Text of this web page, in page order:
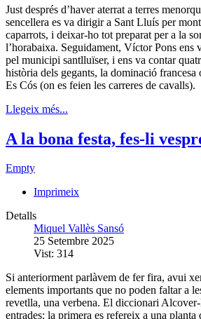
Just després d’haver aterrat a terres
sencellera es va dirigir a Sant Lluís per
caparrots, i deixar-ho tot preparat per a la
l’horabaixa. Seguidament, Víctor Pons ens
pel municipi santlluïser, i ens va contar
història dels gegants, la dominació
Es Cós (on es feien les carreres de cavalls).
Llegeix més...
A la bona festa, fes-li
Empty
Imprimeix
Detalls
Miquel Vallès Sansó
25 Setembre 2025
Vist: 314
Si anteriorment parlàvem de fer fira, avui
elements importants que no poden faltar a
revetlla, una verbena. El diccionari
entrades: la primera es refereix a una planta